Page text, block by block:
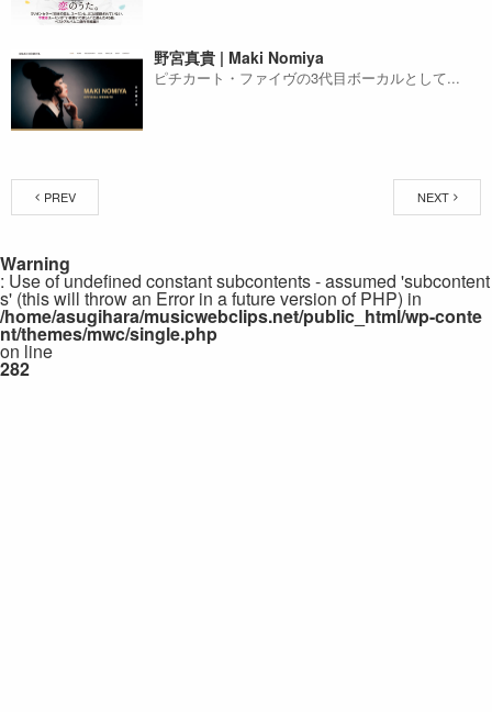
野宮真貴 | Maki Nomiya
ピチカート・ファイヴの3代目ボーカルとして...
PREV NEXT
Warning
: Use of undefined constant subcontents - assumed 'subcontent
s' (this will throw an Error in a future version of PHP) in
/home/asugihara/musicwebclips.net/public_html/wp-conte
nt/themes/mwc/single.php
on line
282